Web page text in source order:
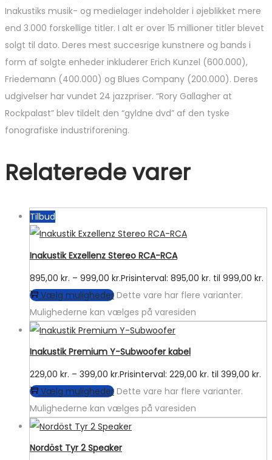
Inakustiks musik- og medielager indeholder i øjeblikket mere
end 3.000 forskellige titler. I alt er over 15 millioner titler blevet
solgt til dato. Deres mest succesrige kunstnere og bands i
form af solgte enheder inkluderer Erich Kunzel (600.000),
Friedemann (400.000) og Blues Company (200.000). Deres
udgivelser har vundet 24 jazzpriser. “Rory Gallagher at
Rockpalast” blev tildelt den “gyldne dvd” af den tyske
fonografiske industriforening.
Relaterede varer
Tilbud
Inakustik Exzellenz Stereo RCA-RCA
895,00 kr. – 999,00 kr.Prisinterval: 895,00 kr. til 999,00 kr.
Vælg muligheder Dette vare har flere varianter.
Mulighederne kan vælges på varesiden
Inakustik Premium Y-Subwoofer kabel
229,00 kr. – 399,00 kr.Prisinterval: 229,00 kr. til 399,00 kr.
Vælg muligheder Dette vare har flere varianter.
Mulighederne kan vælges på varesiden
Nordöst Tyr 2 Speaker